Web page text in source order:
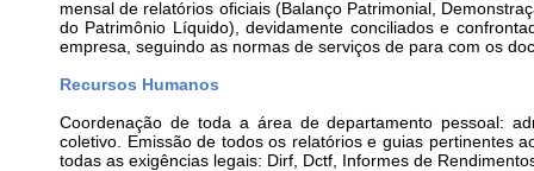
mensal de relatórios oficiais (Balanço Patrimonial,
do Patrimônio Líquido), devidamente conciliados e
empresa, seguindo as normas de serviços de para com os
Recursos Humanos
Coordenação de toda a área de departamento pessoal:
coletivo. Emissão de todos os relatórios e guias pertinentes
todas as exigências legais: Dirf, Dctf, Informes de